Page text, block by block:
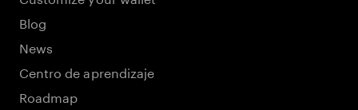
Blog
News
Centro de aprendizaje
Roadmap